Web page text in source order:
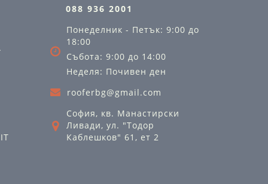
088 936 2001
Понеделник - Петък: 9:00 до
18:00
Събота: 9:00 до 14:00
Неделя: Почивен ден
rooferbg@gmail.com
София, кв. Манастирски
Ливади, ул. "Тодор
Каблешков" 61, ет 2